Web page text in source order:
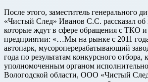
После этого, заместитель генерального
«Чистый След» Иванов С.С. рассказал об
которые ждут в сфере обращения с ТКО
предприятии: «…Мы на рынке с 2011
автопарк, мусороперерабатывающий
года по результатам конкурсного
уполномоченным органом
Вологодской области, ООО «Чистый